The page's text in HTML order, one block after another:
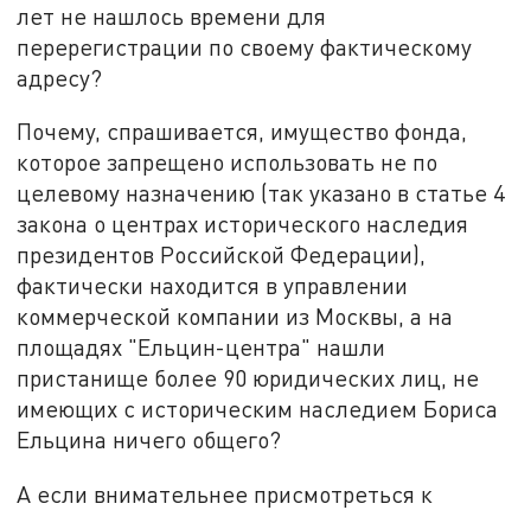
лет не нашлось времени для
перерегистрации по своему фактическому
адресу?
Почему, спрашивается, имущество фонда,
которое запрещено использовать не по
целевому назначению (так указано в статье 4
закона о центрах исторического наследия
президентов Российской Федерации),
фактически находится в управлении
коммерческой компании из Москвы, а на
площадях "Ельцин-центра" нашли
пристанище более 90 юридических лиц, не
имеющих с историческим наследием Бориса
Ельцина ничего общего?
А если внимательнее присмотреться к